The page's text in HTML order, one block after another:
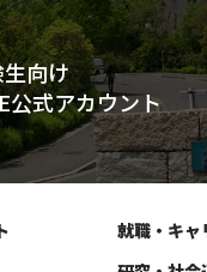
向け
公式アカウント
就職・キャ